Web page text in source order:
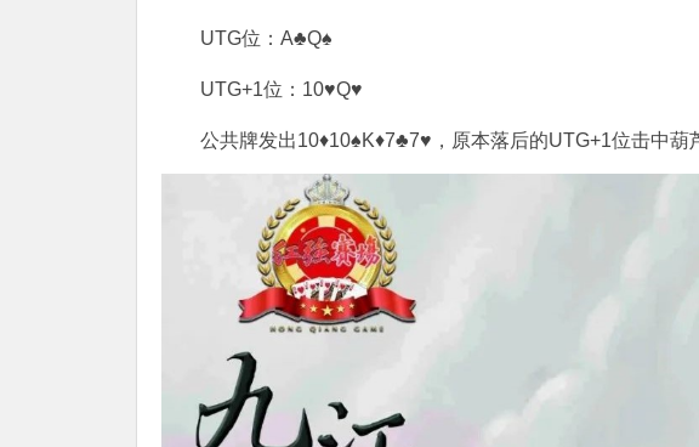
UTG位：A♣Q♠
UTG+1位：10♥Q♥
公共牌发出10♦10♠K♦7♣7♥，原本落后的UTG+1位击中葫